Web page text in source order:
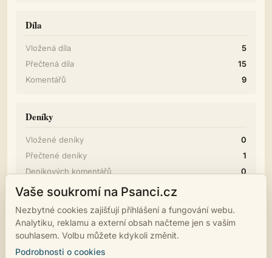
Díla
Vložená díla
5
Přečtená díla
15
Komentářů
9
Deníky
Vložené deníky
0
Přečtené deníky
1
Deníkových komentářů
0
Diskuze
Příspěvků
Vaše soukromí na Psanci.cz
Nezbytné cookies zajišťují přihlášení a fungování webu.
Analytiku, reklamu a externí obsah načteme jen s vaším
souhlasem. Volbu můžete kdykoli změnit.
Podrobnosti o cookies